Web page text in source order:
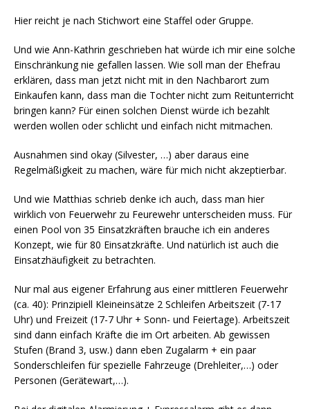
Hier reicht je nach Stichwort eine Staffel oder Gruppe.
Und wie Ann-Kathrin geschrieben hat würde ich mir eine solche
Einschränkung nie gefallen lassen. Wie soll man der Ehefrau
erklären, dass man jetzt nicht mit in den Nachbarort zum
Einkaufen kann, dass man die Tochter nicht zum Reitunterricht
bringen kann? Für einen solchen Dienst würde ich bezahlt
werden wollen oder schlicht und einfach nicht mitmachen.
Ausnahmen sind okay (Silvester, …) aber daraus eine
Regelmäßigkeit zu machen, wäre für mich nicht akzeptierbar.
Und wie Matthias schrieb denke ich auch, dass man hier
wirklich von Feuerwehr zu Feurewehr unterscheiden muss. Für
einen Pool von 35 Einsatzkräften brauche ich ein anderes
Konzept, wie für 80 Einsatzkräfte. Und natürlich ist auch die
Einsatzhäufigkeit zu betrachten.
Nur mal aus eigener Erfahrung aus einer mittleren Feuerwehr
(ca. 40): Prinzipiell Kleineinsätze 2 Schleifen Arbeitszeit (7-17
Uhr) und Freizeit (17-7 Uhr + Sonn- und Feiertage). Arbeitszeit
sind dann einfach Kräfte die im Ort arbeiten. Ab gewissen
Stufen (Brand 3, usw.) dann eben Zugalarm + ein paar
Sonderschleifen für spezielle Fahrzeuge (Drehleiter,…) oder
Personen (Gerätewart,…).